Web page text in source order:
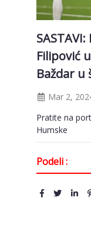
Filipović
Baždar u
Mar 2,
Pratite na
Humske
Podeli :